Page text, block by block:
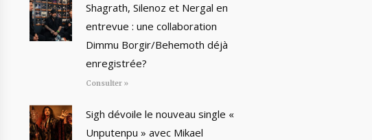
Shagrath, Silenoz et Nergal en
entrevue : une collaboration
Dimmu Borgir/Behemoth déjà
enregistrée?
Consulter »
Sigh dévoile le nouveau single «
Unputenpu » avec Mikael